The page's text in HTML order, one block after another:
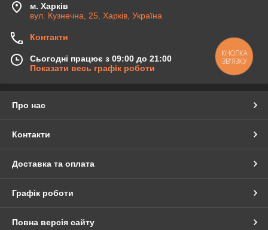
м. Харків
вул. Кузнечна, 25, Харків, Україна
Контакти
Сьогодні працює з 09:00 до 21:00
Показати весь графік роботи
Про нас
Контакти
Доставка та оплата
Графік роботи
Повна версія сайту
КНОПКА
ЗВ'ЯЗКУ